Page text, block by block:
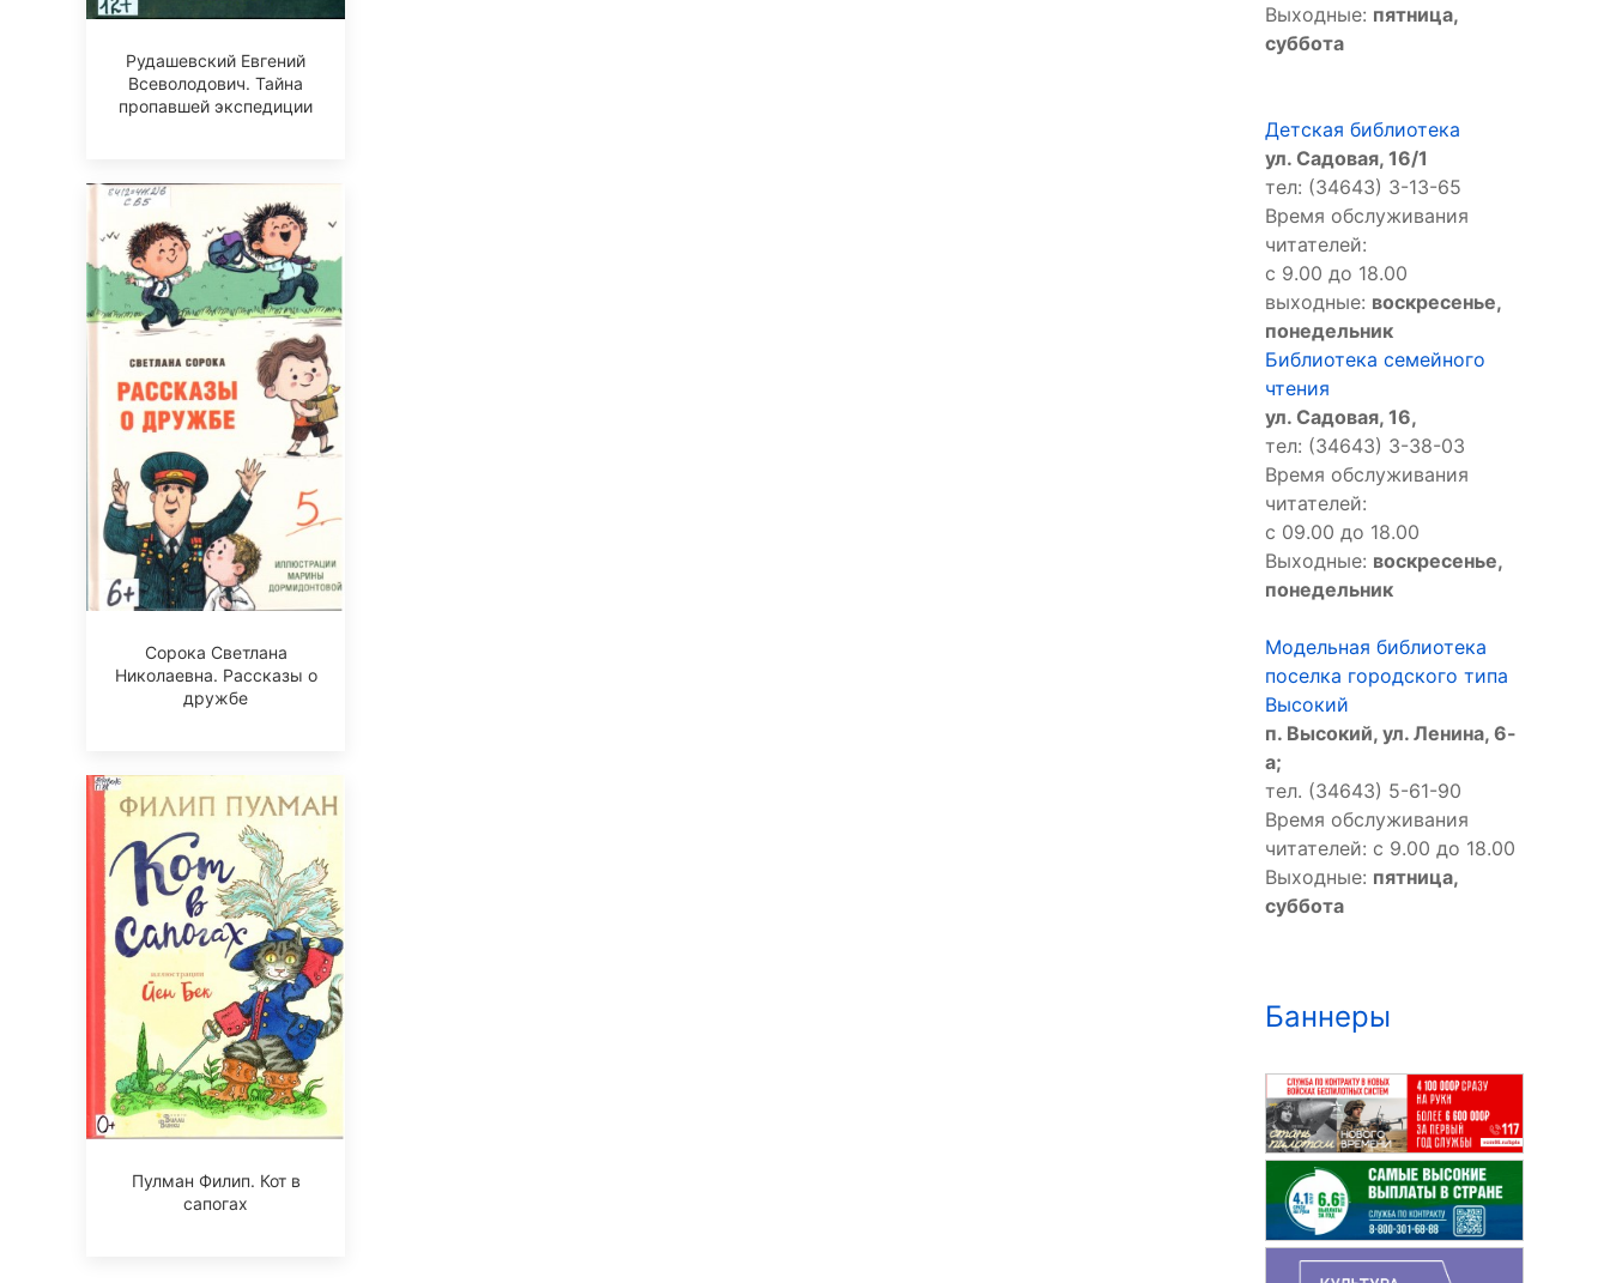
Рудашевский Евгений
Всеволодович. Тайна
пропавшей экспедиции
Сорока Светлана
Николаевна. Рассказы о
дружбе
Пулман Филип. Кот в
сапогах
Выходные: пятница,
суббота
Детская библиотека
ул. Садовая, 16/1
тел: (34643) 3-13-65
Время обслуживания
читателей:
с 9.00 до 18.00
выходные: воскресенье,
понедельник
Библиотека семейного
чтения
ул. Садовая, 16,
тел: (34643) 3-38-03
Время обслуживания
читателей:
с 09.00 до 18.00
Выходные: воскресенье,
понедельник
Модельная библиотека
поселка городского типа
Высокий
п. Высокий, ул. Ленина, 6-
а;
тел. (34643) 5-61-90
Время обслуживания
читателей: с 9.00 до 18.00
Выходные: пятница,
суббота
Баннеры